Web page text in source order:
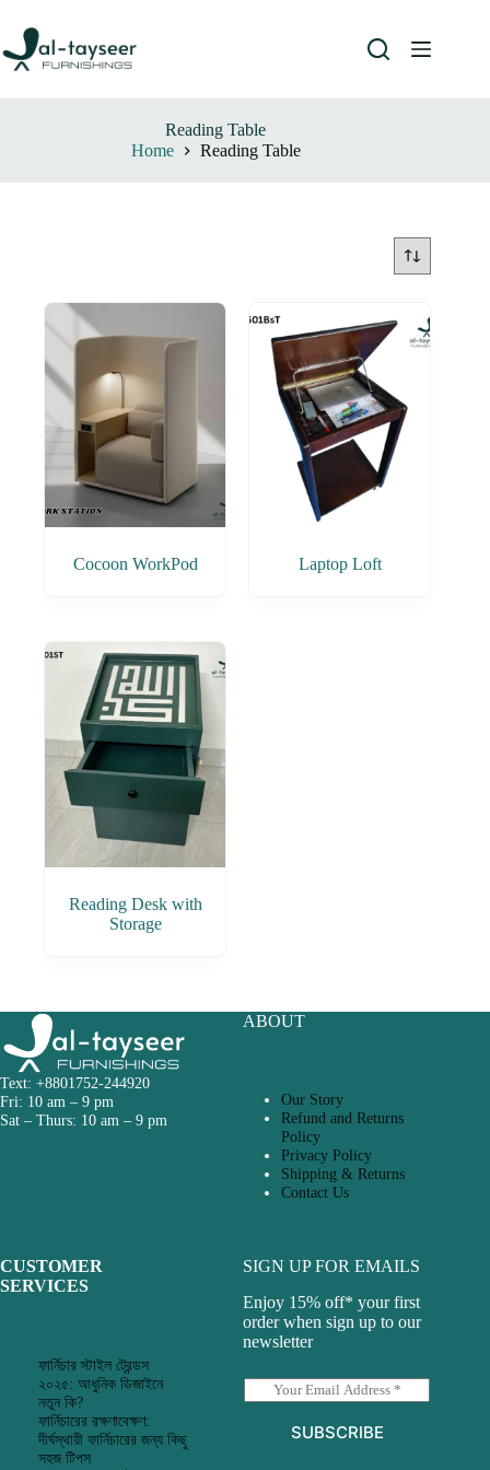
Reading Table
Home
Reading Table
Cocoon WorkPod Laptop Loft
Reading Desk with
Storage
Text: +8801752-244920
Fri: 10 am – 9 pm
Sat – Thurs: 10 am – 9 pm
ABOUT
Our Story
Refund and Returns
Policy
Privacy Policy
Shipping & Returns
Contact Us
CUSTOMER
SERVICES
ফার্নিচার স্টাইল ট্রেন্ডস
২০২৫: আধুনিক ডিজাইনে
নতুন কি?
ফার্নিচারের রক্ষণাবেক্ষণ:
দীর্ঘস্থায়ী ফার্নিচারের জন্য কিছু
সহজ টিপস
SIGN UP FOR EMAILS
Enjoy 15% off* your first
order when sign up to our
newsletter
m
SUBSCRIBE